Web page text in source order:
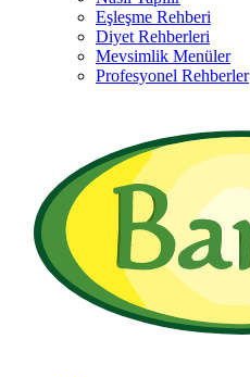
Eşleşme Rehberi
Diyet Rehberleri
Mevsimlik Menüler
Profesyonel Rehberler